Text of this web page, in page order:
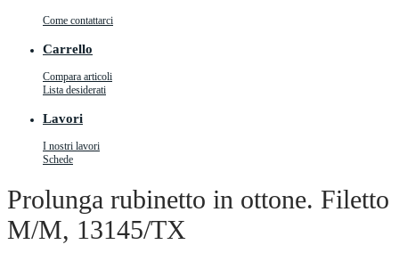
Come contattarci
Carrello
Compara articoli
Lista desiderati
Lavori
I nostri lavori
Schede
Prolunga rubinetto in ottone. Filetto
M/M, 13145/TX